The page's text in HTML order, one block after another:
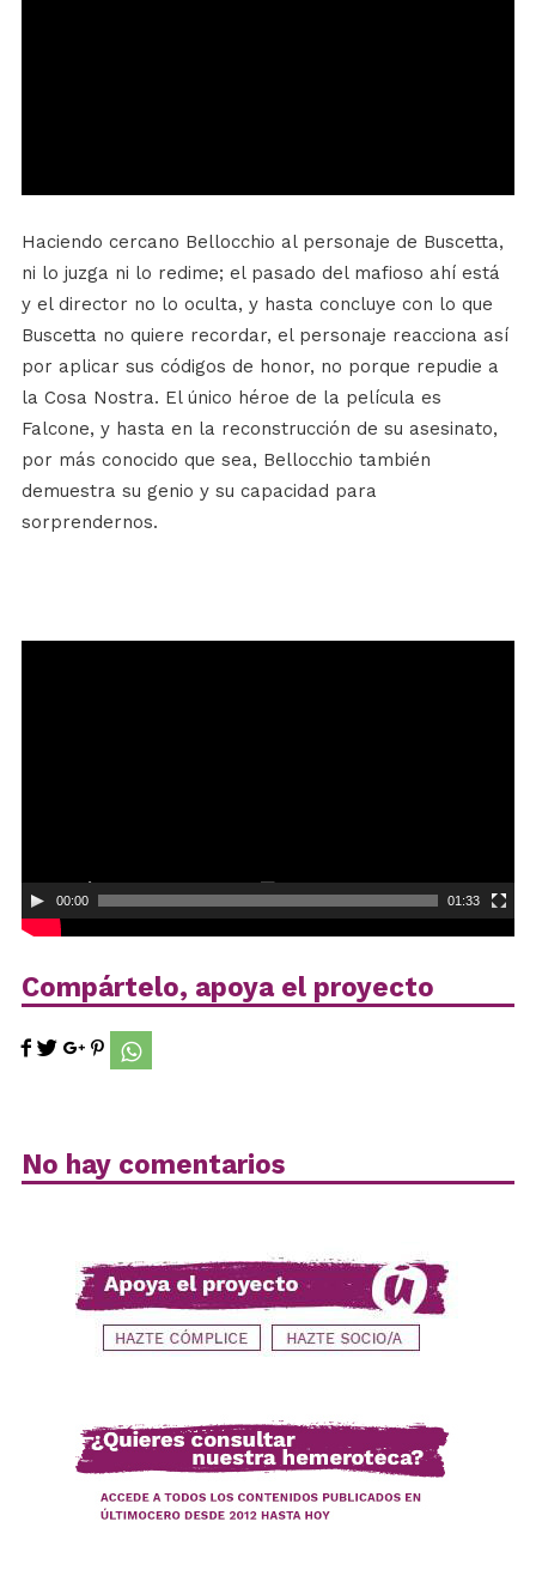
Haciendo cercano Bellocchio al personaje de Buscetta,
ni lo juzga ni lo redime; el pasado del mafioso ahí está
y el director no lo oculta, y hasta concluye con lo que
Buscetta no quiere recordar, el personaje reacciona así
por aplicar sus códigos de honor, no porque repudie a
la Cosa Nostra. El único héroe de la película es
Falcone, y hasta en la reconstrucción de su asesinato,
por más conocido que sea, Bellocchio también
demuestra su genio y su capacidad para
sorprendernos.
00:00 01:33
Compártelo, apoya el proyecto
No hay comentarios